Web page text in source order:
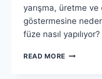
yarışma, üretme
göstermesine
füze nasıl
READ MORE BASMA